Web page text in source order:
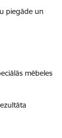
piegāde un
mēbeles